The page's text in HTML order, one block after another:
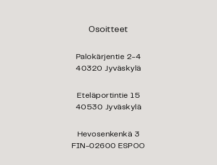
Osoitteet
Palokärjentie 2-4
40320 Jyväskylä
Eteläportintie 15
40530 Jyväskylä
Hevosenkenkä 3
FIN-02600 ESPOO